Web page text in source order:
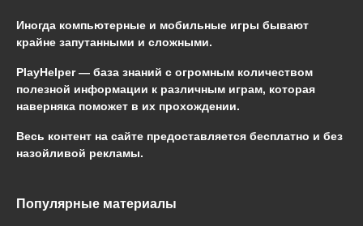
Иногда компьютерные и мобильные игры бывают
крайне запутанными и сложными.
PlayHelper — база знаний с огромным количеством
полезной информации к различным играм, которая
наверняка поможет в их прохождении.
Весь контент на сайте предоставляется бесплатно и без
назойливой рекламы.
Популярные материалы